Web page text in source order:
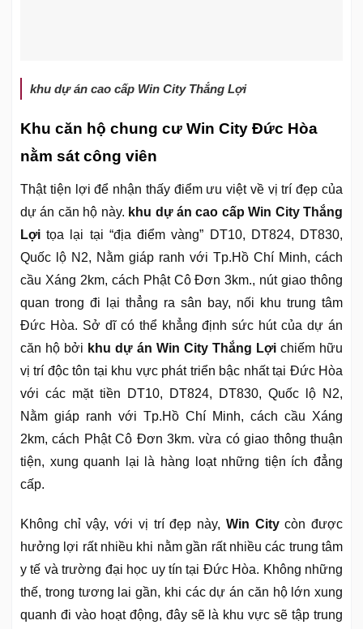
khu dự án cao cấp Win City Thắng Lợi
Khu căn hộ chung cư Win City Đức Hòa
nằm sát công viên
Thật tiện lợi để nhận thấy điểm ưu việt về vị trí đẹp của
dự án căn hộ này. khu dự án cao cấp Win City Thắng
Lợi tọa lại tại “địa điểm vàng” DT10, DT824, DT830,
Quốc lộ N2, Nằm giáp ranh với Tp.Hồ Chí Minh, cách
cầu Xáng 2km, cách Phật Cô Đơn 3km., nút giao thông
quan trong đi lại thẳng ra sân bay, nối khu trung tâm
Đức Hòa. Sở dĩ có thể khẳng định sức hút của dự án
căn hộ bởi khu dự án Win City Thắng Lợi chiếm hữu
vị trí độc tôn tại khu vực phát triển bậc nhất tại Đức Hòa
với các mặt tiền DT10, DT824, DT830, Quốc lộ N2,
Nằm giáp ranh với Tp.Hồ Chí Minh, cách cầu Xáng
2km, cách Phật Cô Đơn 3km. vừa có giao thông thuận
tiện, xung quanh lại là hàng loạt những tiện ích đẳng
cấp.
Không chỉ vậy, với vị trí đẹp này, Win Citycòn được
hưởng lợi rất nhiều khi nằm gần rất nhiều các trung tâm
y tế và trường đại học uy tín tại Đức Hòa. Không những
thế, trong tương lai gần, khi các dự án căn hộ lớn xung
quanh đi vào hoạt động, đây sẽ là khu vực sẽ tập trung